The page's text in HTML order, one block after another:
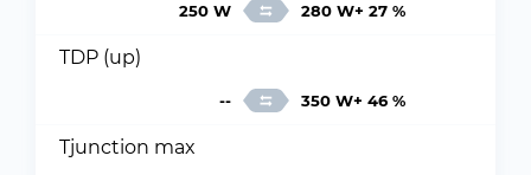
250 W 280 W+ 27 %
TDP (up)
-- 350 W+ 46 %
Tjunction max